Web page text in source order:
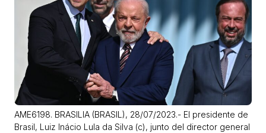
AME6198. BRASILIA (BRASIL), 28/07/2023.- El presidente de
Brasil, Luiz Inácio Lula da Silva (c), junto del director general